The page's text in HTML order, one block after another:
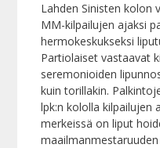
Lahden Sinisten kolon
MM-kilpailujen ajaksi
hermokeskukseksi
Partiolaiset vastaavat
seremonioiden
kuin torillakin.
lpk:n kololla kilpailujen
merkeissä on liput
maailmanmestaruuden